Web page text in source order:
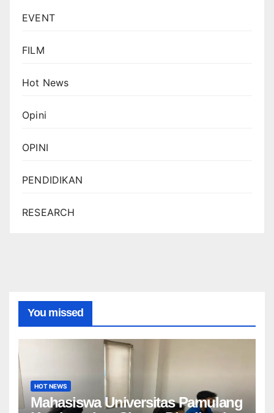
EVENT
FILM
Hot News
Opini
OPINI
PENDIDIKAN
RESEARCH
You missed
HOT NEWS
Mahasiswa Universitas Pamulang